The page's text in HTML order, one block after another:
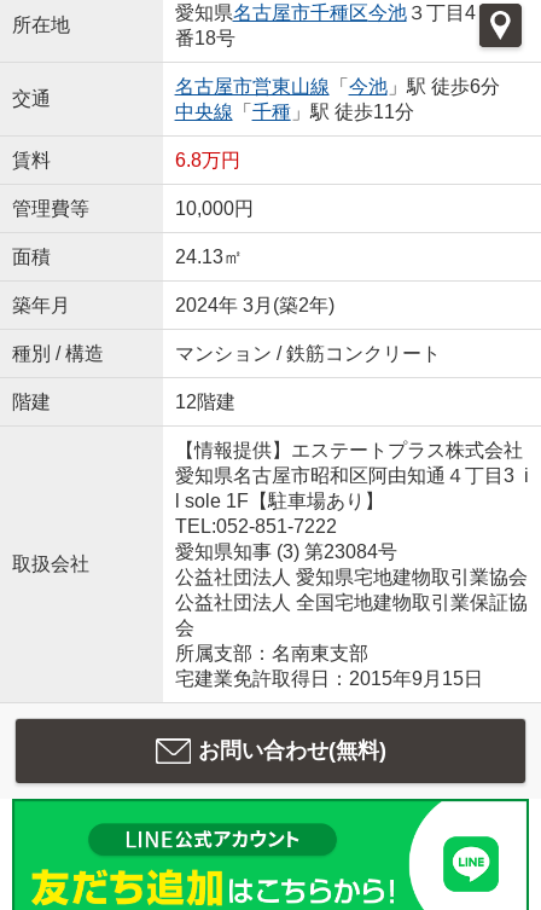
所在地
愛知県名古屋市千種区今池３丁目4
番18号
交通
名古屋市営東山線 「 今池」駅 徒歩6分
中央線 「 千種」駅 徒歩11分
賃料 6.8万円
管理費等 10,000円
面積 24.13㎡
築年月 2024年 3月(築2年)
種別 / 構造 マンション / 鉄筋コンクリート
階建 12階建
取扱会社
【情報提供】エステートプラス株式会社
愛知県名古屋市昭和区阿由知通４丁目3 i
l sole 1F【駐車場あり】
TEL:052-851-7222
愛知県知事 (3) 第23084号
公益社団法人 愛知県宅地建物取引業協会
公益社団法人 全国宅地建物取引業保証協
会
所属支部：名南東支部
宅建業免許取得日：2015年9月15日
お問い合わせ(無料)